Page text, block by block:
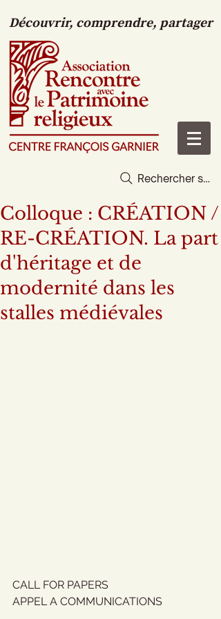
Découvrir, comprendre, partager
Rechercher sur
Colloque : CRÉATION /
RE-CRÉATION. La part
d'héritage et de
modernité dans les
stalles médiévales
CALL FOR PAPERS
APPEL A COMMUNICATIONS